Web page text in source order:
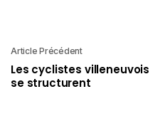
Article Précédent
Les cyclistes villeneuvois
se structurent